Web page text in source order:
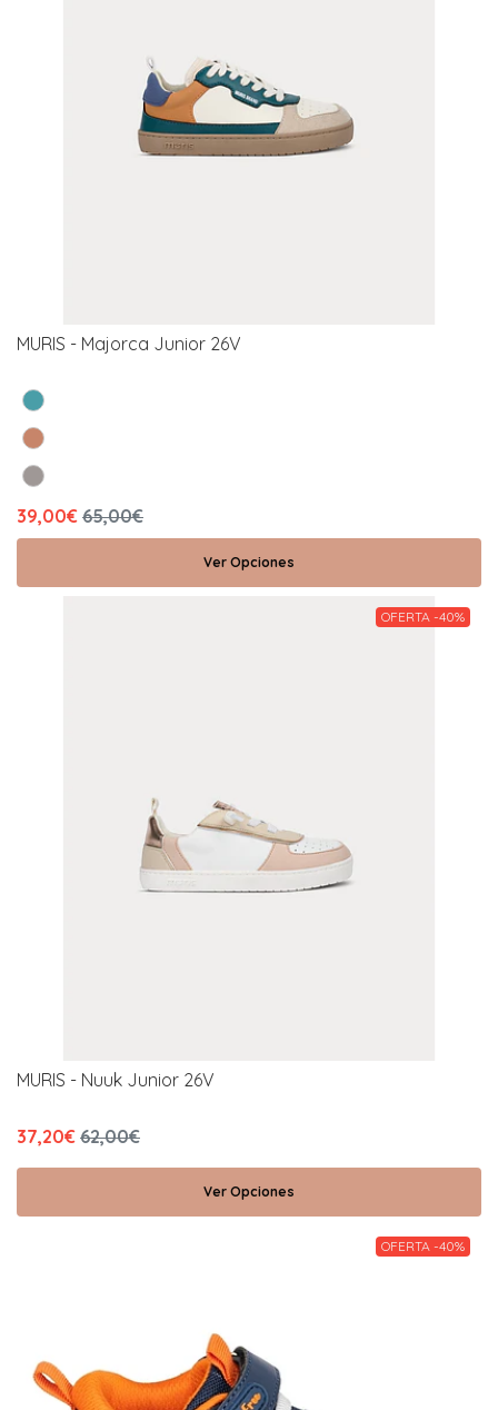
MURIS - Majorca Junior 26V
39,00€ 65,00€
Ver Opciones
OFERTA -40%
MURIS - Nuuk Junior 26V
37,20€ 62,00€
Ver Opciones
OFERTA -40%